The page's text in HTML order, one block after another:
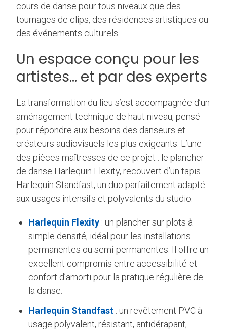
cours de danse pour tous niveaux que des
tournages de clips, des résidences artistiques ou
des événements culturels.
Un espace conçu pour les
artistes… et par des experts
La transformation du lieu s’est accompagnée d’un
aménagement technique de haut niveau, pensé
pour répondre aux besoins des danseurs et
créateurs audiovisuels les plus exigeants. L’une
des pièces maîtresses de ce projet : le plancher
de danse Harlequin Flexity, recouvert d’un tapis
Harlequin Standfast, un duo parfaitement adapté
aux usages intensifs et polyvalents du studio.
Harlequin Flexity : un plancher sur plots à
simple densité, idéal pour les installations
permanentes ou semi-permanentes. Il offre un
excellent compromis entre accessibilité et
confort d’amorti pour la pratique régulière de
la danse.
Harlequin Standfast : un revêtement PVC à
usage polyvalent, résistant, antidérapant,